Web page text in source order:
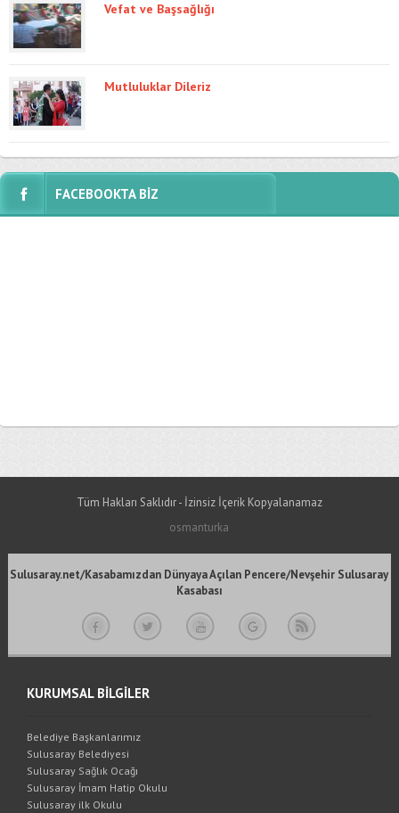
Vefat ve Başsağlığı
Mutluluklar Dileriz
FACEBOOKTA BİZ
Tüm Hakları Saklıdır - İzinsiz İçerik Kopyalanamaz
osmanturka
Sulusaray.net/Kasabamızdan Dünyaya Açılan Pencere/Nevşehir Sulusaray
Kasabası
KURUMSAL BİLGİLER
Belediye Başkanlarımız
Sulusaray Belediyesi
Sulusaray Sağlık Ocağı
Sulusaray İmam Hatip Okulu
Sulusaray ilk Okulu